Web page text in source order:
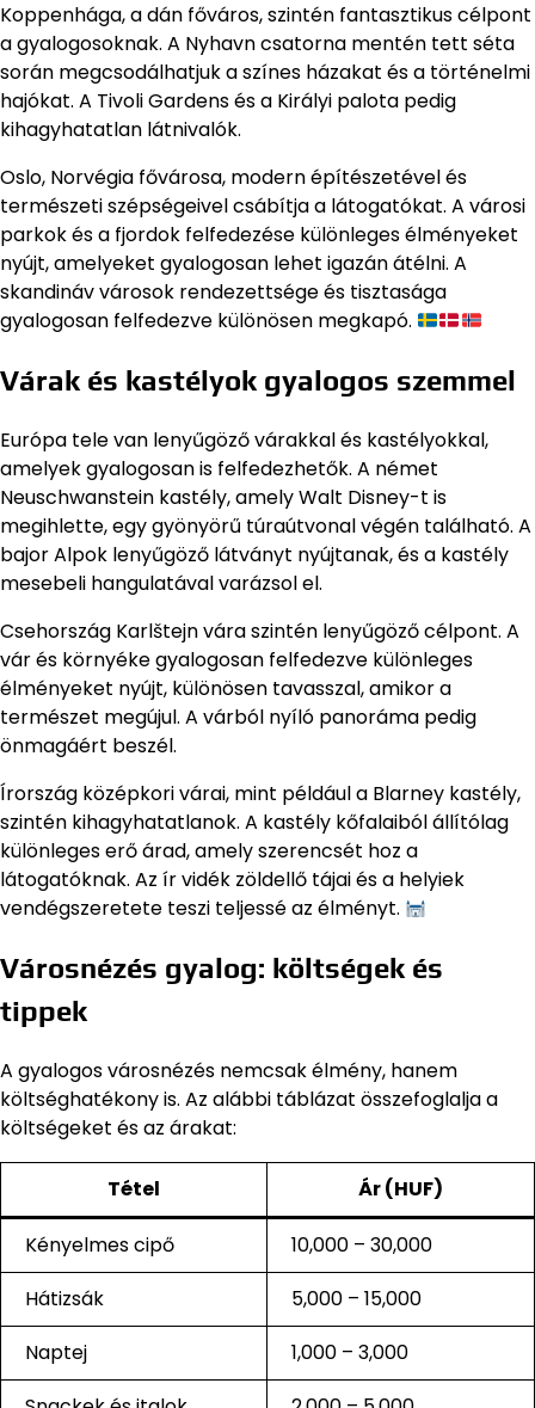
Koppenhága, a dán főváros, szintén fantasztikus célpont
a gyalogosoknak. A Nyhavn csatorna mentén tett séta
során megcsodálhatjuk a színes házakat és a történelmi
hajókat. A Tivoli Gardens és a Királyi palota pedig
kihagyhatatlan látnivalók.
Oslo, Norvégia fővárosa, modern építészetével és
természeti szépségeivel csábítja a látogatókat. A városi
parkok és a fjordok felfedezése különleges élményeket
nyújt, amelyeket gyalogosan lehet igazán átélni. A
skandináv városok rendezettsége és tisztasága
gyalogosan felfedezve különösen megkapó.
Várak és kastélyok gyalogos szemmel
Európa tele van lenyűgöző várakkal és kastélyokkal,
amelyek gyalogosan is felfedezhetők. A német
Neuschwanstein kastély, amely Walt Disney-t is
megihlette, egy gyönyörű túraútvonal végén található. A
bajor Alpok lenyűgöző látványt nyújtanak, és a kastély
mesebeli hangulatával varázsol el.
Csehország Karlštejn vára szintén lenyűgöző célpont. A
vár és környéke gyalogosan felfedezve különleges
élményeket nyújt, különösen tavasszal, amikor a
természet megújul. A várból nyíló panoráma pedig
önmagáért beszél.
Írország középkori várai, mint például a Blarney kastély,
szintén kihagyhatatlanok. A kastély kőfalaiból állítólag
különleges erő árad, amely szerencsét hoz a
látogatóknak. Az ír vidék zöldellő tájai és a helyiek
vendégszeretete teszi teljessé az élményt.
Városnézés gyalog: költségek és
tippek
A gyalogos városnézés nemcsak élmény, hanem
költséghatékony is. Az alábbi táblázat összefoglalja a
költségeket és az árakat:
Tétel Ár (HUF)
Kényelmes cipő
10,000 – 30,000
Hátizsák
5,000 – 15,000
Naptej
1,000 – 3,000